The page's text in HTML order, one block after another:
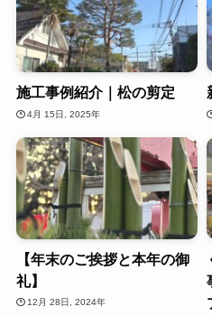
施工事例紹介｜松の剪定
4月 15日, 2025年
【年末のご挨拶と本年の御
礼】
12月 28日, 2024年